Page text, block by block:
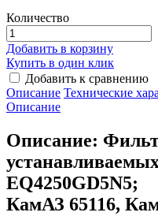
Количество
Добавить в корзину
Купить в один клик
Добавить к сравнению
Описание Технические
Описание
Описание:
EQ4250GD5N5;
КамАЗ 65116,